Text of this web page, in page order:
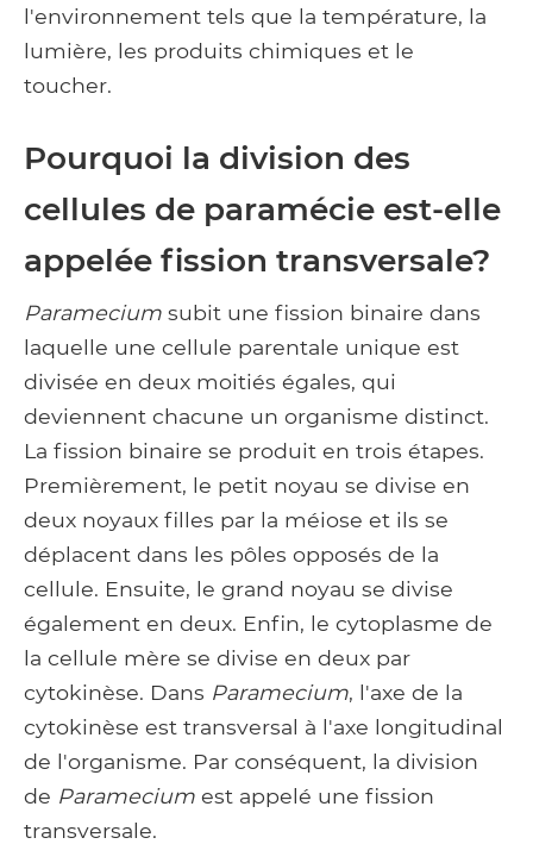
l'environnement tels que la température, la
lumière, les produits chimiques et le
toucher.
Pourquoi la division des
cellules de paramécie est-elle
appelée fission transversale?
Paramecium subit une fission binaire dans
laquelle une cellule parentale unique est
divisée en deux moitiés égales, qui
deviennent chacune un organisme distinct.
La fission binaire se produit en trois étapes.
Premièrement, le petit noyau se divise en
deux noyaux filles par la méiose et ils se
déplacent dans les pôles opposés de la
cellule. Ensuite, le grand noyau se divise
également en deux. Enfin, le cytoplasme de
la cellule mère se divise en deux par
cytokinèse. Dans Paramecium, l'axe de la
cytokinèse est transversal à l'axe longitudinal
de l'organisme. Par conséquent, la division
de Paramecium est appelé une fission
transversale.